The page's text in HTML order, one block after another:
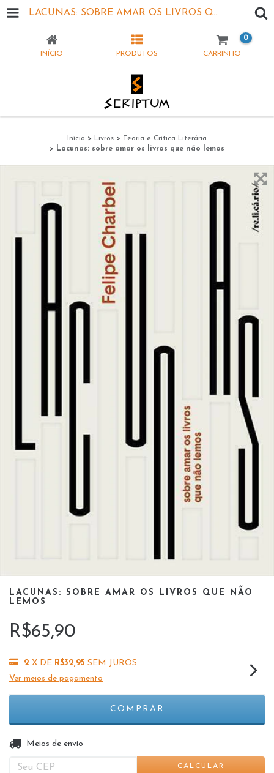
LACUNAS: SOBRE AMAR OS LIVROS QUE NÃO LEMOS
INÍCIO PRODUTOS CARRINHO
0
Início > Livros > Teoria e Crítica Literária
> Lacunas: sobre amar os livros que não lemos
LACUNAS: SOBRE AMAR OS LIVROS QUE NÃO
LEMOS
R$65,90
2 X DE R$32,95 SEM JUROS
Ver meios de pagamento
Entregas para o CEP:
Meios de envio
CALCULAR